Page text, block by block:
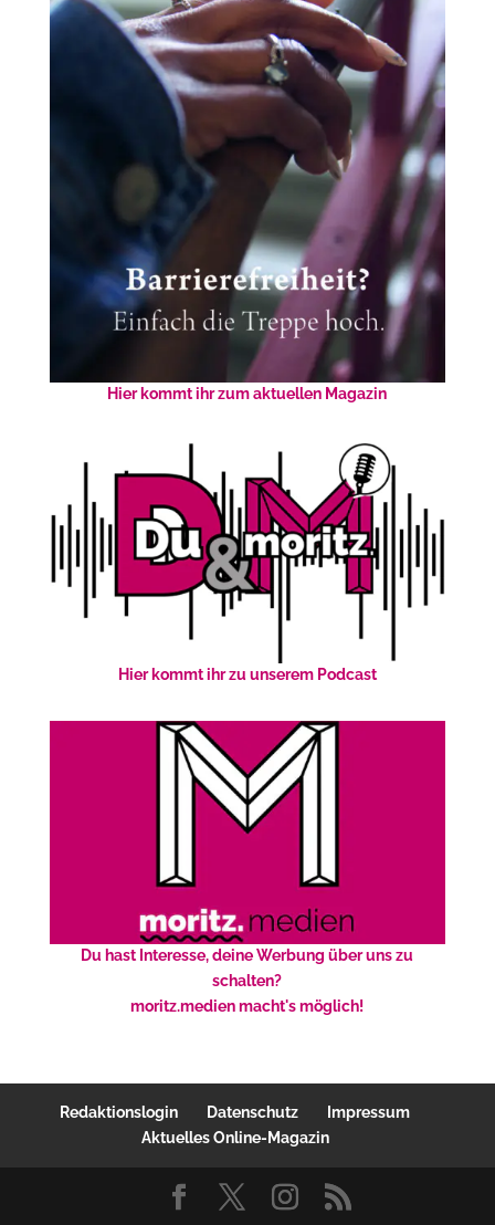
Hier kommt ihr zum aktuellen Magazin
Hier kommt ihr zu unserem Podcast
Du hast Interesse, deine Werbung über uns zu
schalten?
moritz.medien macht's möglich!
Redaktionslogin Datenschutz
Impressum
Aktuelles Online-Magazin